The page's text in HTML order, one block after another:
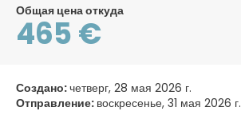
Общая цена откуда
465 €
Создано:четверг, 28 мая 2026 г.
Отправление: воскресенье, 31 мая 2026 г.